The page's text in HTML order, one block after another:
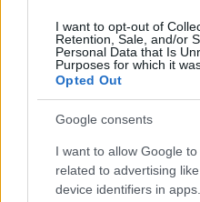
I want to opt-out of
Retention, Sale, and/or
Personal Data that Is
Purposes for which it
Opted Out
Google consents
I want to allow Google
related to advertising
device identifiers in apps.